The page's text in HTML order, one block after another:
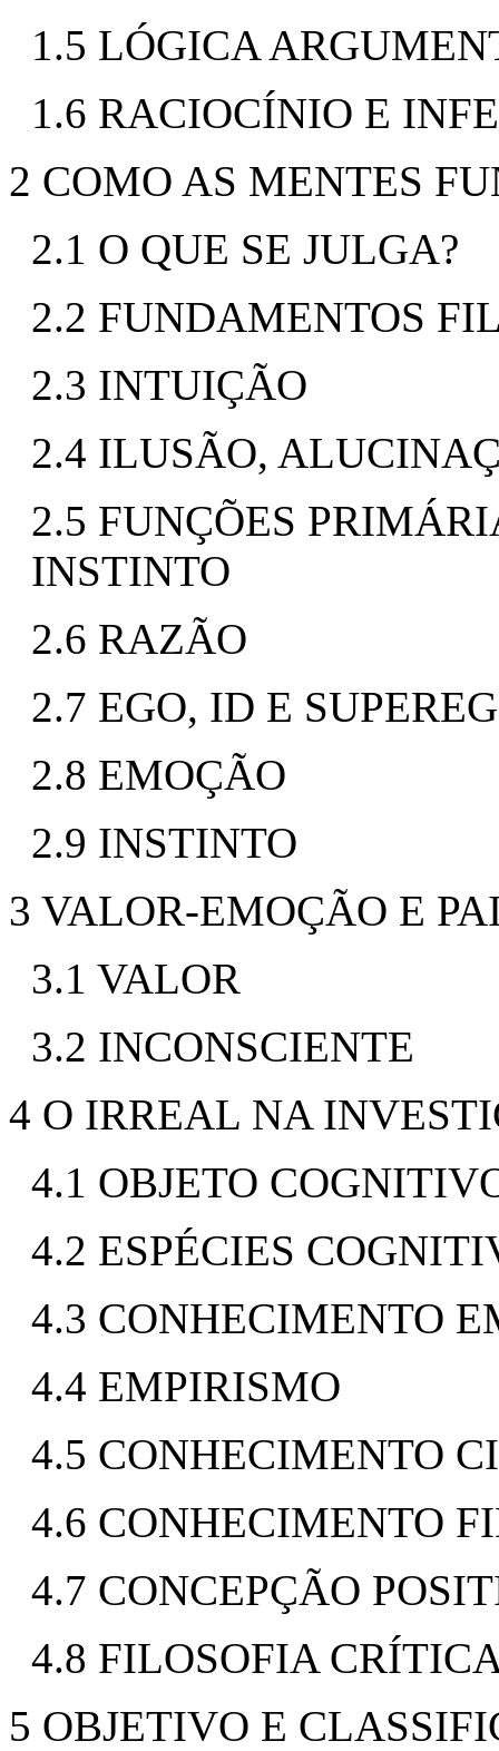
1.5 LÓGICA
1.6 RACIOCÍNIO E
2 COMO AS MENTES
2.1 O QUE SE JULGA?
2.2 FUNDAMENTOS
2.3 INTUIÇÃO
2.4 ILUSÃO,
2.5 FUNÇÕES
INSTINTO
2.6 RAZÃO
2.7 EGO, ID E
2.8 EMOÇÃO
2.9 INSTINTO
3 VALOR-EMOÇÃO E
3.1 VALOR
3.2 INCONSCIENTE
4 O IRREAL NA
4.1 OBJETO
4.2 ESPÉCIES
4.3 CONHECIMENTO
4.4 EMPIRISMO
4.5 CONHECIMENTO
4.6 CONHECIMENTO
4.7 CONCEPÇÃO
4.8 FILOSOFIA
5 OBJETIVO E